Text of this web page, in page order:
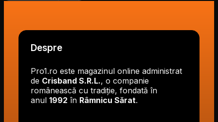
Despre
Pro1.ro este magazinul online administrat
de Crisband S.R.L., o companie
românească cu tradiție, fondată în
anul 1992 în Râmnicu Sărat.